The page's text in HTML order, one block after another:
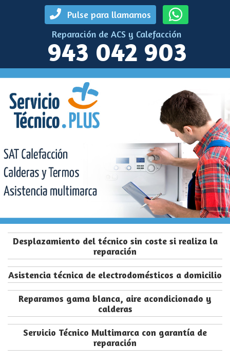
Pulse para llamarnos
Reparación de ACS y Calefacción
943 042 903
Desplazamiento del técnico sin coste si realiza la
reparación
Asistencia técnica de electrodomésticos a domicilio
Reparamos gama blanca, aire acondicionado y
calderas
Servicio Técnico Multimarca con garantía de
reparación